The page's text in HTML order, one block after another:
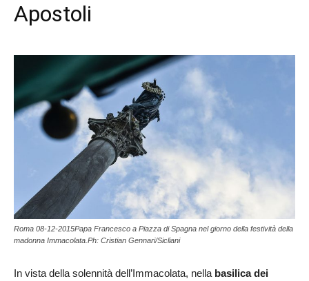
Apostoli
Roma 08-12-2015Papa Francesco a Piazza di Spagna nel giorno della festività della
madonna Immacolata.Ph: Cristian Gennari/Sicliani
In vista della solennità dell’Immacolata, nella basilica dei